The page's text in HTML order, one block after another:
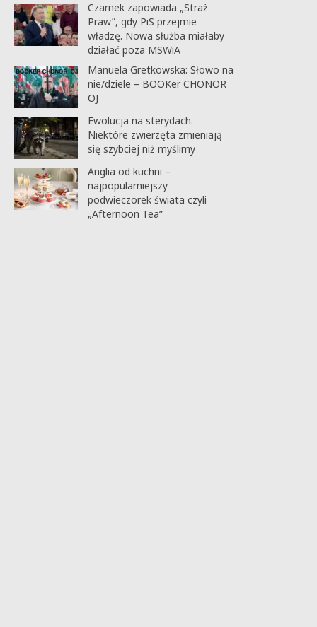
Czarnek zapowiada „Straż
Praw”, gdy PiS przejmie
władzę. Nowa służba miałaby
działać poza MSWiA
Manuela Gretkowska: Słowo na
nie/dziele – BOOKer CHONOR
OJ
Ewolucja na sterydach.
Niektóre zwierzęta zmieniają
się szybciej niż myślimy
Anglia od kuchni –
najpopularniejszy
podwieczorek świata czyli
„Afternoon Tea”